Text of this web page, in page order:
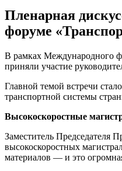
Пленарная
форуме
В рамках Международного
приняли участие
Главной темой встречи
транспортной системы
Высокоскоростные
Заместитель Председателя
высокоскоростных
материалов — и это